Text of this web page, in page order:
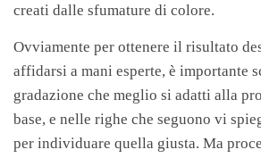
creati dalle sfumature di colore.
Ovviamente per ottenere il risultato
affidarsi a mani esperte, è importante
gradazione che meglio si adatti alla
base, e nelle righe che seguono vi
per individuare quella giusta. Ma